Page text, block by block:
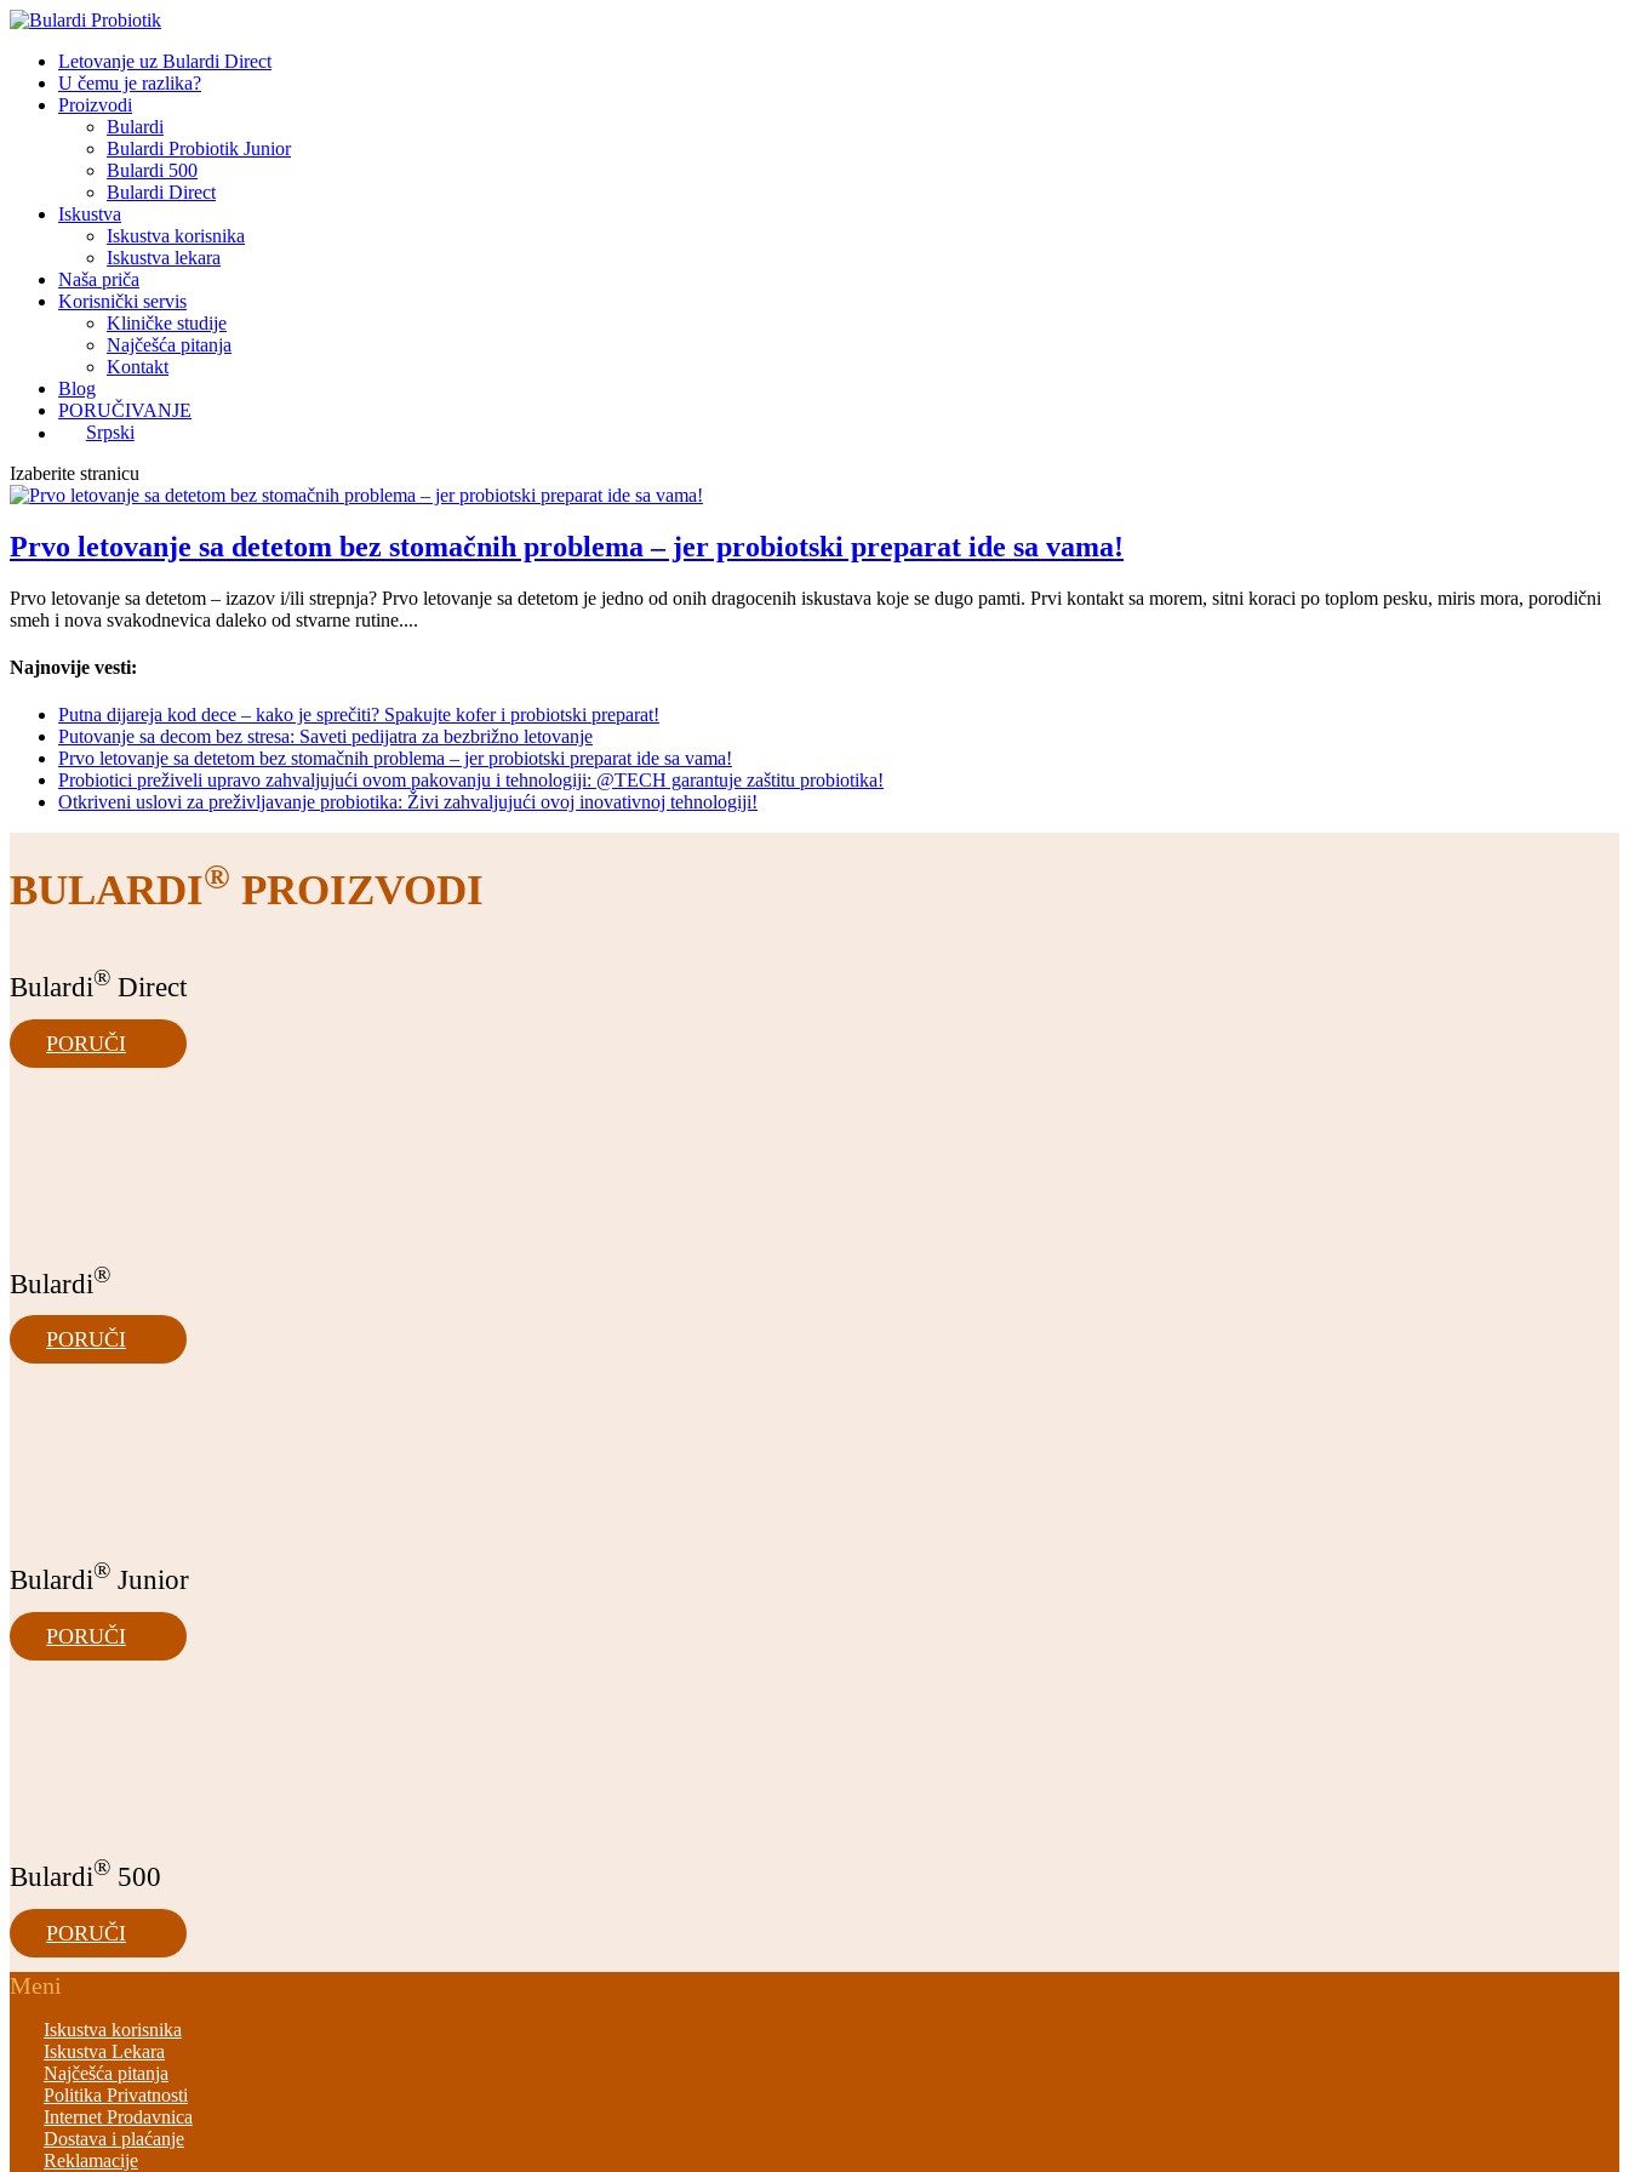
Letovanje uz Bulardi Direct
U čemu je razlika?
Proizvodi
Bulardi
Bulardi Probiotik Junior
Bulardi 500
Bulardi Direct
Iskustva
Iskustva korisnika
Iskustva lekara
Naša priča
Korisnički servis
Kliničke studije
Najčešća pitanja
Kontakt
Blog
PORUČIVANJE
Srpski
Izaberite stranicu
Prvo letovanje sa detetom bez stomačnih problema – jer probiotski preparat ide sa vama!
Prvo letovanje sa detetom – izazov i/ili strepnja? Prvo letovanje sa detetom je jedno od onih dragocenih iskustava koje se dugo pamti. Prvi kontakt sa morem, sitni koraci po toplom pesku, miris mora, porodični
smeh i nova svakodnevica daleko od stvarne rutine....
Najnovije vesti:
Putna dijareja kod dece – kako je sprečiti? Spakujte kofer i probiotski preparat!
Putovanje sa decom bez stresa: Saveti pedijatra za bezbrižno letovanje
Prvo letovanje sa detetom bez stomačnih problema – jer probiotski preparat ide sa vama!
Probiotici preživeli upravo zahvaljujući ovom pakovanju i tehnologiji: @TECH garantuje zaštitu probiotika!
Otkriveni uslovi za preživljavanje probiotika: Živi zahvaljujući ovoj inovativnoj tehnologiji!
BULARDI® PROIZVODI
Bulardi® Direct
PORUČI
Bulardi®
PORUČI
Bulardi® Junior
PORUČI
Bulardi® 500
PORUČI
Meni
Iskustva korisnika
Iskustva Lekara
Najčešća pitanja
Politika Privatnosti
Internet Prodavnica
Dostava i plaćanje
Reklamacije